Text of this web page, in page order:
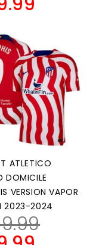
ATLETICO
DOMICILE
VERSION VAPOR
2023-2024